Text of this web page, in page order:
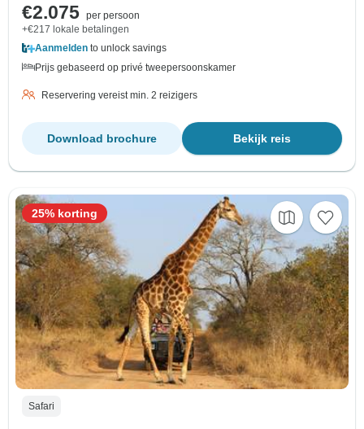
€2.075 per persoon
+€217 lokale betalingen
Aanmelden to unlock savings
Prijs gebaseerd op privé tweepersoonskamer
Reservering vereist min. 2 reizigers
Bekijk reis
Download brochure
Safari
25% korting